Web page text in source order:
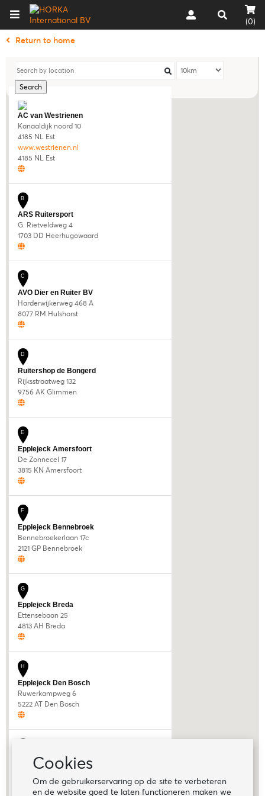
Cookies
Om de gebruikerservaring op de site te verbeteren
en de website goed te laten functioneren maken we
(0)
Return to home
Search
A
AC van Westrienen
Kanaaldijk noord 10
4185 NL Est
www.westrienen.nl
4185 NL Est
B
ARS Ruitersport
G. Rietveldweg 4
1703 DD Heerhugowaard
C
AVO Dier en Ruiter BV
Harderwijkerweg 468 A
8077 RM Hulshorst
D
Ruitershop de Bongerd
Rijksstraatweg 132
9756 AK Glimmen
E
Epplejeck Amersfoort
De Zonnecel 17
3815 KN Amersfoort
F
Epplejeck Bennebroek
Bennebroekerlaan 17c
2121 GP Bennebroek
G
Epplejeck Breda
Ettensebaan 25
4813 AH Breda
H
Epplejeck Den Bosch
Ruwerkampweg 6
5222 AT Den Bosch
Epplejeck Den Haag
Wolga 7
2491 BK Den Haag